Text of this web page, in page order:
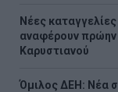
Νέες
αναφέρουν πρώην
Καρυστιανού
Όμιλος ΔΕΗ: Νέα